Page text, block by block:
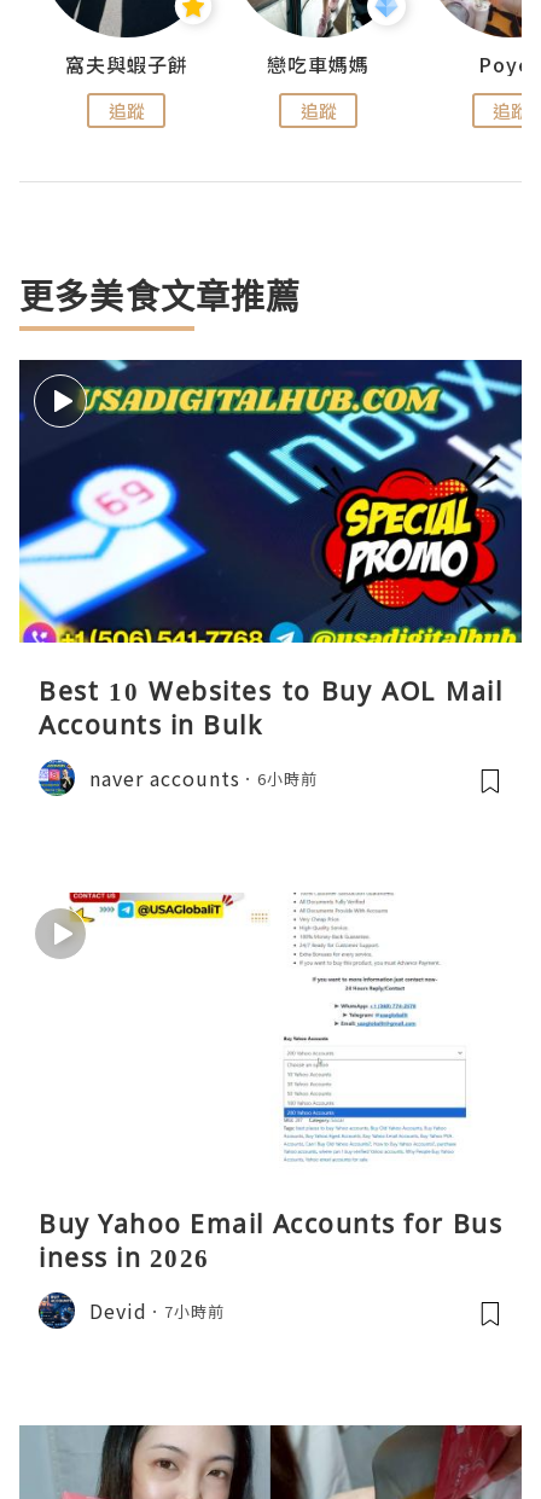
窩夫與蝦子餅
追蹤
戀吃車媽媽
追蹤 追蹤
更多美食文章推薦
Best 10 Websites to Buy AOL Mail
Accounts in Bulk
naver accounts 6小時前
Buy Yahoo Email Accounts for Bus
iness in 2026
Devid 7小時前